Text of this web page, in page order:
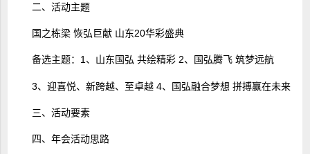
二、活动主题
国之栋梁 恢弘巨献 山东20华彩盛典
备选主题：1、山东国弘 共绘精彩 2、国弘腾飞 筑梦远航
3、迎喜悦、新跨越、至卓越 4、国弘融合梦想 拼搏赢在未来
三、活动要素
四、年会活动思路